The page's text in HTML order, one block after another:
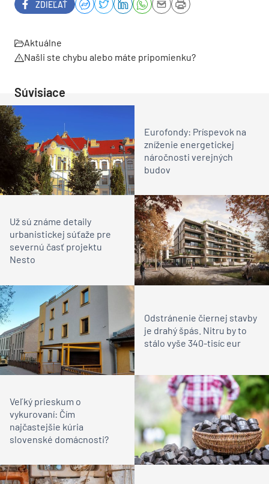
ZDIEĽAŤ
Aktuálne
Našli ste chybu alebo máte pripomienku?
Súvisiace
Eurofondy: Príspevok na
zníženie energetickej
náročnosti verejných
budov
Už sú známe detaily
urbanistickej súťaže pre
severnú časť projektu
Nesto
Odstránenie čiernej stavby
je drahý špás. Nitru by to
stálo vyše 340-tisíc eur
Veľký prieskum o
vykurovaní: Čím
najčastejšie kúria
slovenské domácnosti?